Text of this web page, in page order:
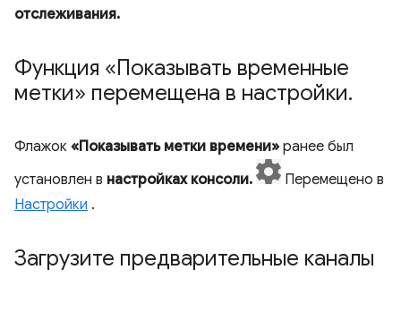
отслеживания.
Функция «Показывать временные
метки» перемещена в настройки.
Флажок «Показывать метки времени» ранее был
установлен в настройках консоли.
Перемещено в
Настройки .
Загрузите предварительные каналы